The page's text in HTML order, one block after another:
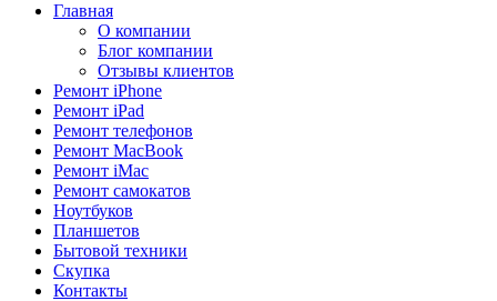
Главная
О компании
Блог компании
Отзывы клиентов
Ремонт iPhone
Ремонт iPad
Ремонт телефонов
Ремонт MacBook
Ремонт iMac
Ремонт самокатов
Ноутбуков
Планшетов
Бытовой техники
Скупка
Контакты